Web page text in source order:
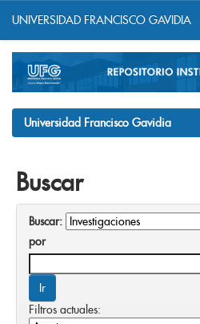
navigation
UNIVERSIDAD FRANCISCO GAVIDIA
Universidad Francisco Gavidia
Buscar
Buscar:
por
Filtros actuales: